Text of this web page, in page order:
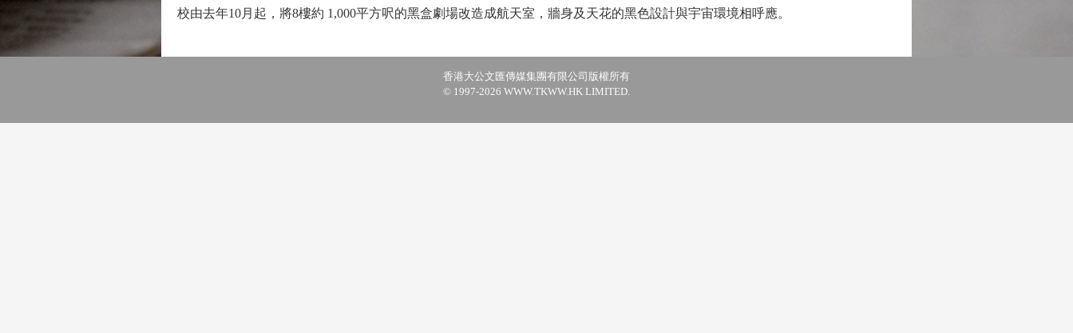
校由去年10月起，將8樓約 1,000平方呎的黑盒劇場改造成航天室，牆身及天花的黑色設計與宇宙環境相呼應。
香港大公文匯傳媒集團有限公司版權所有
© 1997-2026 WWW.TKWW.HK LIMITED.